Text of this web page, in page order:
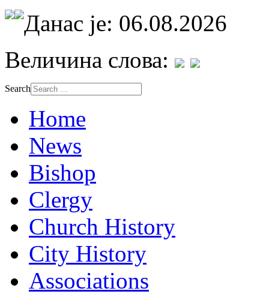
Данас је: 06.08.2026
Величина слова:
Search
Home
News
Bishop
Clergy
Church History
City History
Associations